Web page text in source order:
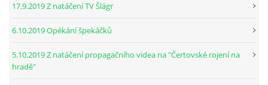
17.9.2019 Z natáčení TV Šlágr
6.10.2019 Opékání špekáčků
5.10.2019 Z natáčení propagačního videa na "Čertovské rojení na
hradě"